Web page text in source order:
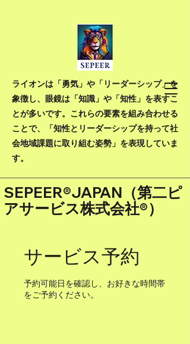
ライオンは「勇気」や「リーダーシップ」を
象徴し、眼鏡は「知識」や「知性」を表すこ
とが多いです。これらの要素を組み合わせる
ことで、「知性とリーダーシップを持って社
会地域課題に取り組む姿勢」を表現していま
す。
SEPEER®JAPAN（第二ピ
アサービス株式会社®）
サービス予約
予約可能日を確認し、お好きな時間帯
をご予約ください。